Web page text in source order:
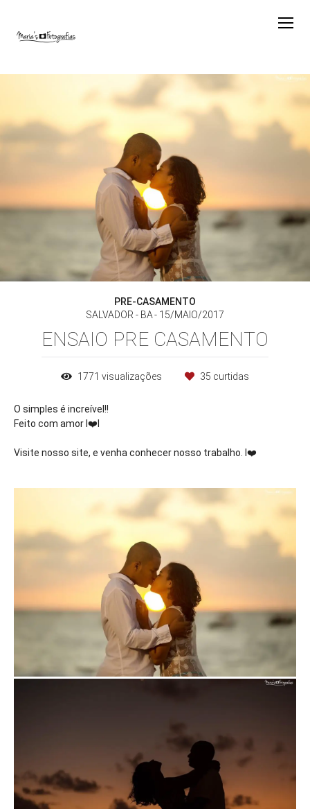
PRE-CASAMENTO
SALVADOR - BA
15/MAIO/2017
ENSAIO PRE CASAMENTO
1771 visualizações 35 curtidas
O simples é increível!!
Feito com amor I ❤️
Visite nosso site, e venha conhecer nosso trabalho. I ❤️